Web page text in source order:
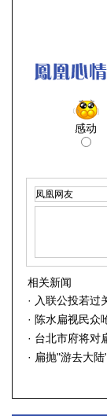
感动
相关新闻
· 入联公投若过
· 陈水扁视民众
· 台北市府将对
· 扁抛"游去大